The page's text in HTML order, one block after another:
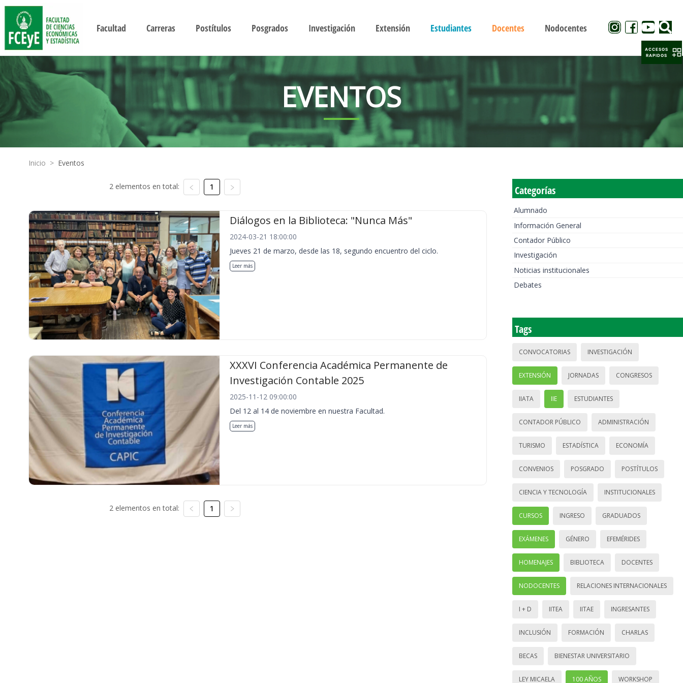
Facultad Carreras Postítulos Posgrados Investigación Extensión Estudiantes Docentes Nodocentes
EVENTOS
Inicio > Eventos
2 elementos en total: 1
Diálogos en la Biblioteca: "Nunca Más"
2024-03-21 18:00:00
Jueves 21 de marzo, desde las 18, segundo encuentro del ciclo.
Leer más
XXXVI Conferencia Académica Permanente de
Investigación Contable 2025
2025-11-12 09:00:00
Del 12 al 14 de noviembre en nuestra Facultad.
Leer más
2 elementos en total: 1
Categorías
Alumnado
Información General
Contador Público
Investigación
Noticias institucionales
Debates
Tags
CONVOCATORIAS INVESTIGACIÓN
EXTENSIÓN JORNADAS CONGRESOS
IIATA IIE ESTUDIANTES
CONTADOR PÚBLICO ADMINISTRACIÓN
TURISMO ESTADÍSTICA ECONOMÍA
CONVENIOS POSGRADO POSTÍTULOS
CIENCIA Y TECNOLOGÍA INSTITUCIONALES
CURSOS INGRESO GRADUADOS
EXÁMENES GÉNERO EFEMÉRIDES
HOMENAJES BIBLIOTECA DOCENTES
NODOCENTES RELACIONES INTERNACIONALES
I + D IITEA IITAE INGRESANTES
INCLUSIÓN FORMACIÓN CHARLAS
BECAS BIENESTAR UNIVERSITARIO
LEY MICAELA 100 AÑOS WORKSHOP
ACCESOS
RAPIDOS